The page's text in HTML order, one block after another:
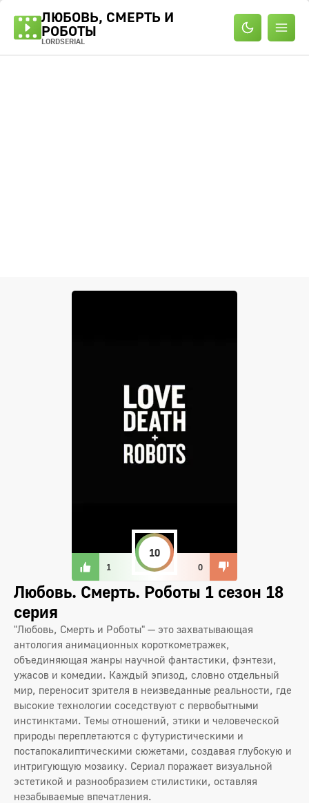
ЛЮБОВЬ, СМЕРТЬ И
РОБОТЫ
LORDSERIAL
1
10
0
Любовь. Смерть. Роботы 1 сезон 18
серия
"Любовь, Смерть и Роботы" — это захватывающая
антология анимационных короткометражек,
объединяющая жанры научной фантастики, фэнтези,
ужасов и комедии. Каждый эпизод, словно отдельный
мир, переносит зрителя в неизведанные реальности, где
высокие технологии соседствуют с первобытными
инстинктами. Темы отношений, этики и человеческой
природы переплетаются с футуристическими и
постапокалиптическими сюжетами, создавая глубокую и
интригующую мозаику. Сериал поражает визуальной
эстетикой и разнообразием стилистики, оставляя
незабываемые впечатления.